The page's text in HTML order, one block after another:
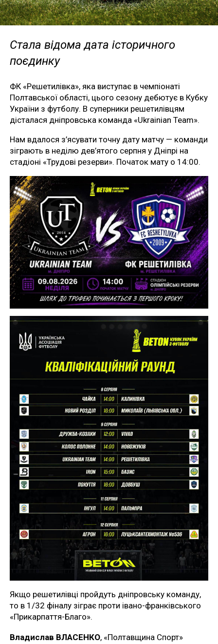
Стала відома дата історичного
поєдинку
ФК «Решетилівка», яка виступає в чемпіонаті
Полтавської області, цього сезону дебютує в Кубку
України з футболу. В суперники решетилівцям
дісталася дніпровська команда «Ukrainian Team».
Нам вдалося з’ясувати точну дату матчу — команди
зіграють в неділю дев’ятого серпня у Дніпрі на
стадіоні «Трудові резерви». Початок мату о 14:00.
Якщо решетилівці пройдуть дніпровську команду,
то в 1/32 фіналу зіграє проти івано-франківського
«Прикарпаття-Благо».
Владислав ВЛАСЕНКО, «Полтавщина Спорт»